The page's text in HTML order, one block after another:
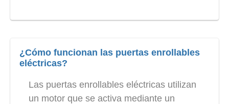
¿Cómo funcionan las puertas enrollables
eléctricas?
Las puertas enrollables eléctricas utilizan
un motor que se activa mediante un